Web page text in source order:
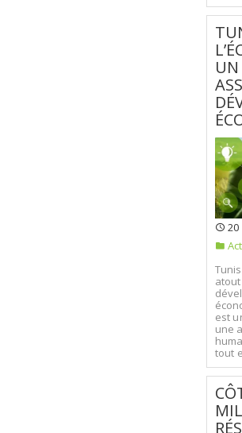
20
est
une
tout